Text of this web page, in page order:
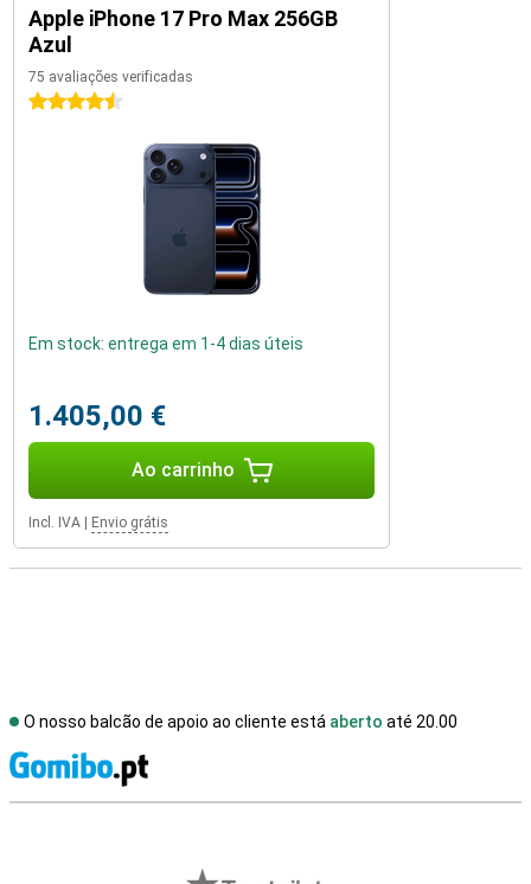
Apple iPhone 17 Pro Max 256GB
Azul
75 avaliações verificadas
4.5 estrelas
Em stock: entrega em 1-4 dias úteis
1.405,00 €
Ao carrinho
Incl. IVA Envio grátis
O nosso balcão de apoio ao cliente está aberto até 20.00